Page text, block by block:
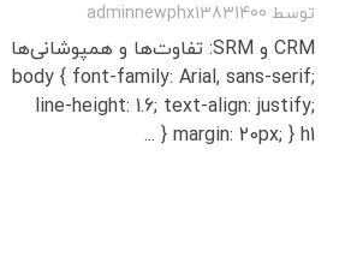
توسط adminnewphx13831400
CRM و SRM: تفاوت‌ها و همپوشانی‌ها
body { font-family: Arial, sans-serif;
line-height: 1.6; text-align: justify;
margin: 20px; } h1 { ...